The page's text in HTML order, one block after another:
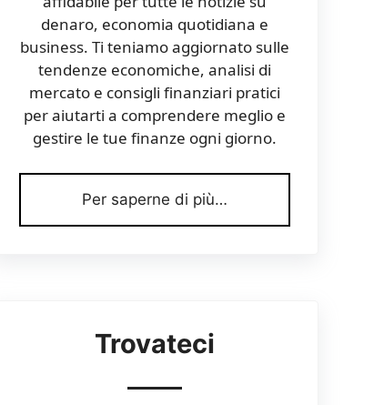
denaro, economia quotidiana e
business. Ti teniamo aggiornato sulle
tendenze economiche, analisi di
mercato e consigli finanziari pratici
per aiutarti a comprendere meglio e
gestire le tue finanze ogni giorno.
Per saperne di più…
Trovateci